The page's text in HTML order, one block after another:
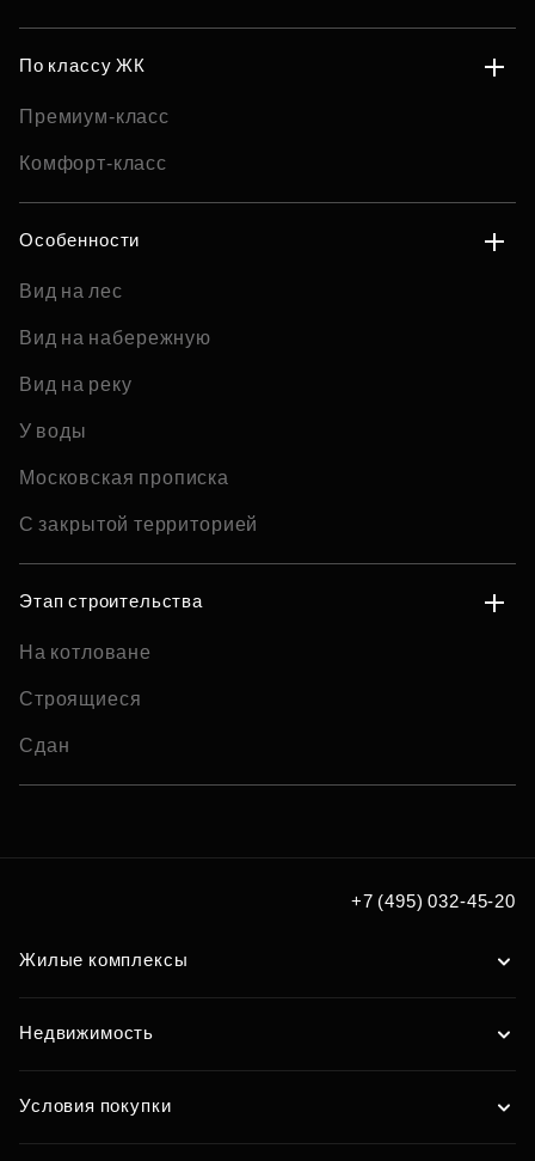
По классу ЖК
Премиум-класс
Комфорт-класс
Особенности
Вид на лес
Вид на набережную
Вид на реку
У воды
Московская прописка
С закрытой территорией
Этап строительства
На котловане
Строящиеся
Сдан
+7 (495) 032-45-20
Жилые комплексы
Недвижимость
Условия покупки